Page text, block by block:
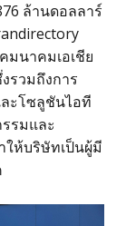
ล้านดอลลาร์
นาคมเอเชีย
รวมถึงการ
ะโซลูชันไอที
รมและ
ให้บริษัทเป็นผู้มี